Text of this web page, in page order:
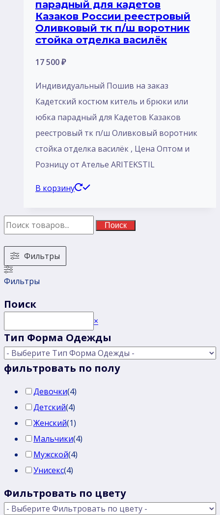
парадный для кадетов
Казаков России реестровый
Оливковый тк п/ш воротник
стойка отделка василёк
17 500₽
Индивидуальный Пошив на заказ
Кадетский костюм китель и брюки или
юбка парадный для Кадетов Казаков
реестровый тк п/ш Оливковый воротник
стойка отделка василёк , Цена Оптом и
Розницу от Ателье ARITEKSTIL
В корзину
Поиск
Фильтры
Фильтры
Поиск
×
Тип Форма Одежды
фильтровать по полу
Девочки(4)
Детский(4)
Женский(1)
Мальчики(4)
Мужской(4)
Унисекс(4)
Фильтровать по цвету